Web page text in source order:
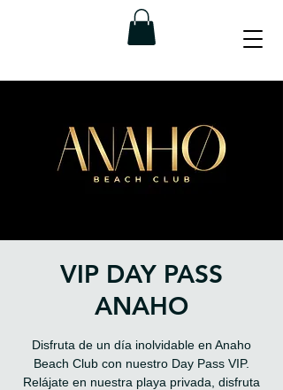
VIP DAY PASS
ANAHO
Disfruta de un día inolvidable en Anaho
Beach Club con nuestro Day Pass VIP.
Relájate en nuestra playa privada, disfruta